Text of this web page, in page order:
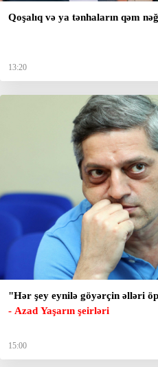
Qoşalıq və ya tənhaların qəm
13:20
"Hər şey eynilə göyərçin əlləri
- Azad Yaşarın şeirləri
15:00